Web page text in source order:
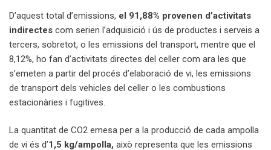
D’aquest total d’emissions, el 91,88% provenen d’activitats
indirectes com serien l’adquisició i ús de productes i serveis a
tercers, sobretot, o les emissions del transport, mentre que el
8,12%, ho fan d’activitats directes del celler com ara les que
s’emeten a partir del procés d’elaboració de vi, les emissions
de transport dels vehicles del celler o les combustions
estacionàries i fugitives.
La quantitat de CO2 emesa per a la producció de cada ampolla
de vi és d’1,5 kg/ampolla, això representa que les emissions